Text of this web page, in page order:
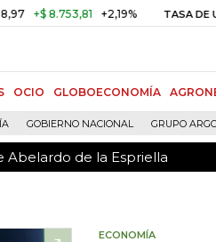
8.753,81 +2,19% TASA DE USURA
OCIO GLOBOECONOMÍA
GOBIERNO NACIONAL GRUPO
Abelardo de la Espriella
Abelardo de la Espriella
ECONOMÍA